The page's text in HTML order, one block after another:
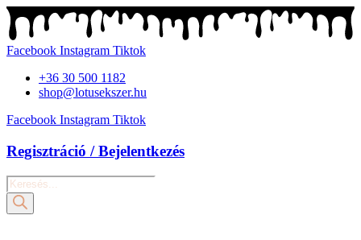
Ugrás
a
tartalomhoz
Facebook Instagram Tiktok
+36 30 500 1182
shop@lotusekszer.hu
Facebook Instagram Tiktok
Regisztráció / Bejelentkezés
Products
search